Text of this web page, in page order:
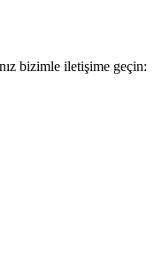
bizimle iletişime geçin: